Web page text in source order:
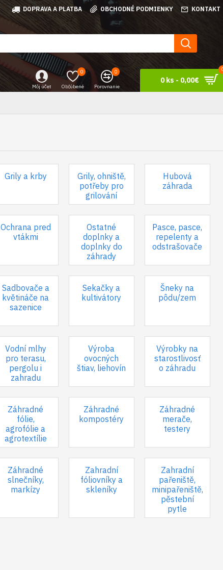
DOPRAVA A PLATBA OBCHODNÉ PODMIENKY KONTAKT
Môj účet Obľúbené
0
Porovnanie
0
0 ks - 0,00€
Grily a krby
Grily, ohniště,
potřeby pro
grilování
Hubová
záhrada
Ochrana pred
vtákmi
Ostatné
doplnky a
doplnky do
záhrady
Pasce, pasce,
repelenty a
odstrašovače
Sadbovače a
květináče na
sazenice
Sekačky a
kultivátory
Šneky na
pôdu/zem
Vodní mlhy
pro terasu,
pergolu i
zahradu
Výroba
ovocných
štiav, liehovín
Výrobky na
starostlivosť
o záhradu
Záhradné
fólie,
agrofólie a
agrotextílie
Záhradné
kompostéry
Záhradné
merače,
testery
Záhradné
slnečníky,
markízy
Zahradní
fóliovníky a
skleníky
Zahradní
pařeniště,
minipařeniště,
pěstební
pytle